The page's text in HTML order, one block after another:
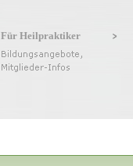
Für Heilpraktiker